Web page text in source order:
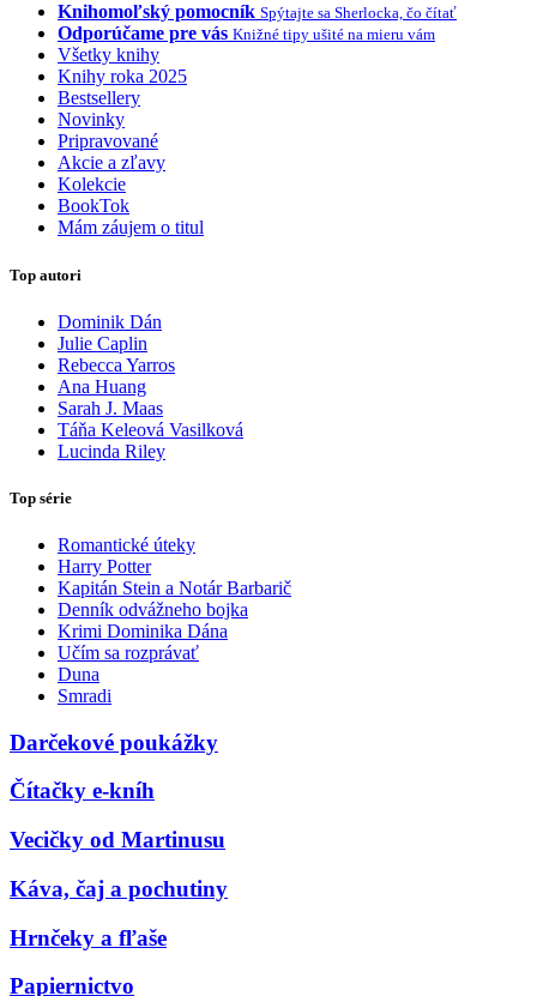
Knihomoľský pomocník Spýtajte sa Sherlocka, čo čítať
Odporúčame pre vás Knižné tipy ušité na mieru vám
Všetky knihy
Knihy roka 2025
Bestsellery
Novinky
Pripravované
Akcie a zľavy
Kolekcie
BookTok
Mám záujem o titul
Top autori
Dominik Dán
Julie Caplin
Rebecca Yarros
Ana Huang
Sarah J. Maas
Táňa Keleová Vasilková
Lucinda Riley
Top série
Romantické úteky
Harry Potter
Kapitán Stein a Notár Barbarič
Denník odvážneho bojka
Krimi Dominika Dána
Učím sa rozprávať
Duna
Smradi
Darčekové poukážky
Čítačky e-kníh
Vecičky od Martinusu
Káva, čaj a pochutiny
Hrnčeky a fľaše
Papiernictvo